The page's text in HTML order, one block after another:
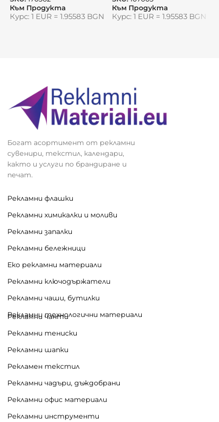
Към Продукта
Курс: 1 EUR = 1.95583 BGN
професионален стил
Към Продукта
Курс: 1 EUR = 1.95583 BGN
Богат асортимент от рекламни
сувенири, текстил, календари,
както и услуги по брандиране и
печат.
Рекламни флашки
Рекламни химикалки и моливи
Рекламни запалки
Рекламни бележници
Еко рекламни материали
Рекламни ключодържатели
Рекламни чаши, бутилки
Рекламни технологични материали
Рекламни чанти
Рекламни тениски
Рекламни шапки
Рекламен текстил
Рекламни чадъри, дъждобрани
Рекламни офис материали
Рекламни инструменти